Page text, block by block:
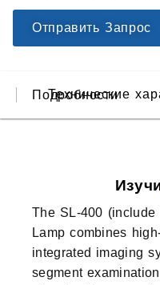
Отправить Запрос
Подробности
Технические
The SL-400
Lamp combines
integrated imaging
segment